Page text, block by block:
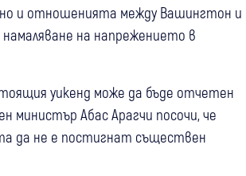
и отношенията между Вашингтон и
намаляване на напрежението в
уикенд може да бъде отчетен
министър Абас Арагчи посочи, че
да не е постигнат съществен